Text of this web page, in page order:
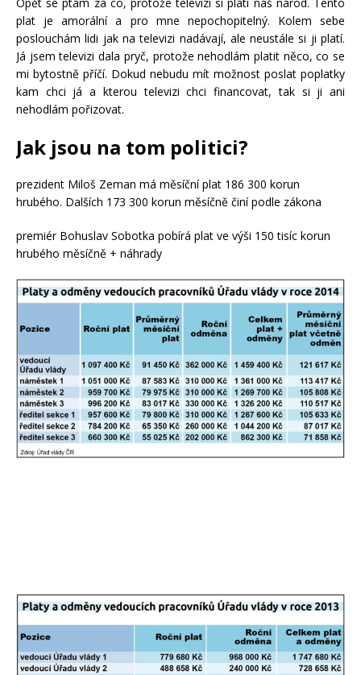
plat je amorální a pro mne nepochopitelný. Kolem sebe
poslouchám lidi jak na televizi nadávají, ale neustále si ji platí.
Já jsem televizi dala pryč, protože nehodlám platit něco, co se
mi bytostně příčí. Dokud nebudu mít možnost poslat poplatky
kam chci já a kterou televizi chci financovat, tak si ji ani
nehodlám pořizovat.
Jak jsou na tom politici?
prezident Miloš Zeman má měsíční plat 186 300 korun
hrubého. Dalších 173 300 korun měsíčně činí podle zákona
premiér Bohuslav Sobotka pobírá plat ve výši 150 tisíc korun
hrubého měsíčně + náhrady